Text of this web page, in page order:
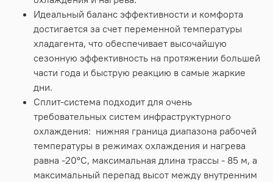
Идеальный баланс эффективности и комфорта
достигается за счет переменной температуры
хладагента, что обеспечивает высочайшую
сезонную эффективность на протяжении большей
части года и быструю реакцию в самые жаркие
дни.
Сплит-система подходит для очень
требовательных систем инфраструктурного
охлаждения: нижняя граница диапазона рабочей
температуры в режимах охлаждения и нагрева
равна -20°C, максимальная длина трассы - 85 м, а
максимальный перепад высот между внутренним